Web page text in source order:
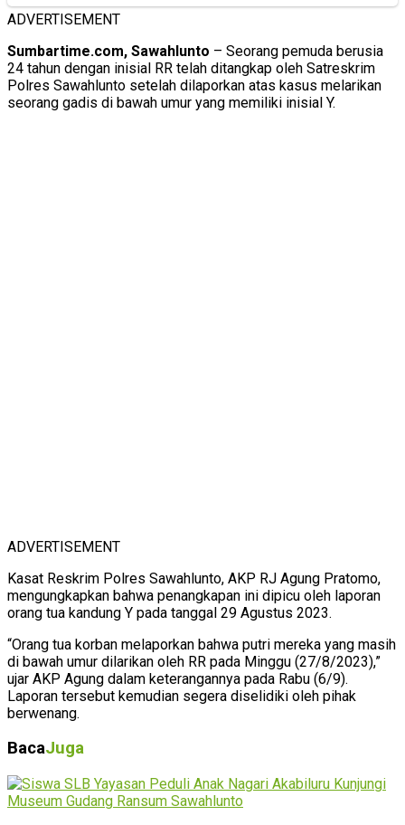
ADVERTISEMENT
Sumbartime.com, Sawahlunto – Seorang pemuda berusia
24 tahun dengan inisial RR telah ditangkap oleh Satreskrim
Polres Sawahlunto setelah dilaporkan atas kasus melarikan
seorang gadis di bawah umur yang memiliki inisial Y.
ADVERTISEMENT
Kasat Reskrim Polres Sawahlunto, AKP RJ Agung Pratomo,
mengungkapkan bahwa penangkapan ini dipicu oleh laporan
orang tua kandung Y pada tanggal 29 Agustus 2023.
“Orang tua korban melaporkan bahwa putri mereka yang masih
di bawah umur dilarikan oleh RR pada Minggu (27/8/2023),”
ujar AKP Agung dalam keterangannya pada Rabu (6/9).
Laporan tersebut kemudian segera diselidiki oleh pihak
berwenang.
BacaJuga